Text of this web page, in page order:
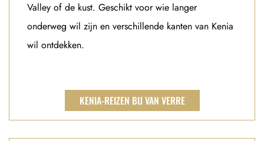
Valley of de kust. Geschikt voor wie langer
onderweg wil zijn en verschillende kanten van Kenia
wil ontdekken.
KENIA-REIZEN BIJ VAN VERRE